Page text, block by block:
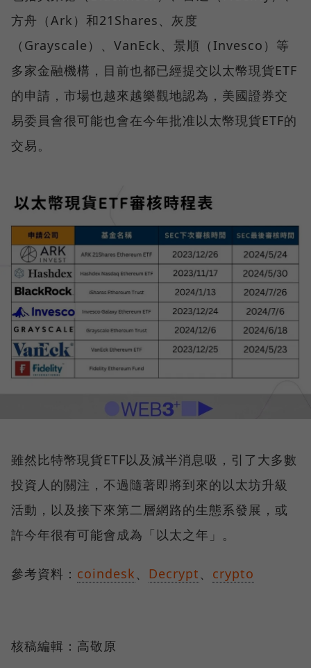
方舟（Ark）和21Shares、灰度
（Grayscale）、VanEck、景順（Invesco）等
多家金融機構，目前也都已經提交以太幣現貨ETF
的申請，市場也越來越樂觀地認為，美國證券交
易委員會很可能也會在今年批准以太幣現貨ETF的
交易。
雖然比特幣現貨ETF以及減半消息吸，引了大多數
投資人的關注，不過隨著即將到來的以太坊升級
活動，以及接下來第二層網路的生態系發展，或
許今年很有可能會成為「以太之年」。
參考資料： coindesk Decrypt crypto
核稿編輯：高敬原